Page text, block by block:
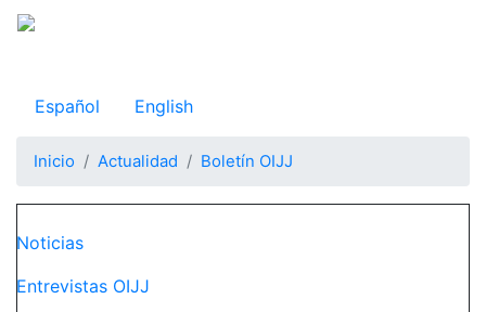
Pasar
Español English
Inicio Actualidad Boletín OIJJ
Navegación principal
Noticias
Entrevistas OIJJ